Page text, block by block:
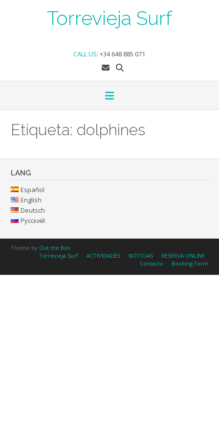
Torrevieja Surf
CALL US: +34 648 885 071
Etiqueta: dolphines
LANG
Español
English
Deutsch
Русский
Theme by Out the Box
Torrevieja Surf
ACTIVIDADES NOTICIAS
RESERVA ONLINE
Contacto
Booking Form